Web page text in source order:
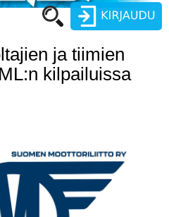
käyttäjätili
COUNTRY
LAJIT
ja tiimien
kilpailuissa